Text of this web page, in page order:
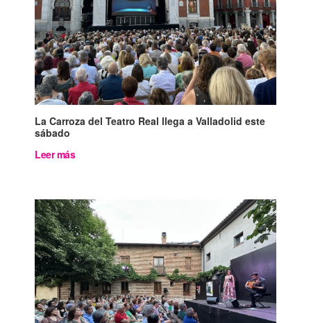
La Carroza del Teatro Real llega a Valladolid este
sábado
Leer más